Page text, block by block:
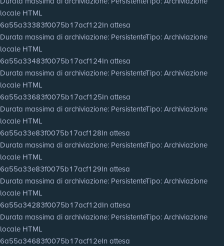
locale HTML
6a55a33383f0075b17acf122In attesa
Durata massima di archiviazione: PersistenteTipo: Archiviazione
locale HTML
6a55a33483f0075b17acf124In attesa
Durata massima di archiviazione: PersistenteTipo: Archiviazione
locale HTML
6a55a33683f0075b17acf125In attesa
Durata massima di archiviazione: PersistenteTipo: Archiviazione
locale HTML
6a55a33e83f0075b17acf128In attesa
Durata massima di archiviazione: PersistenteTipo: Archiviazione
locale HTML
6a55a33e83f0075b17acf129In attesa
Durata massima di archiviazione: PersistenteTipo: Archiviazione
locale HTML
6a55a34283f0075b17acf12dIn attesa
Durata massima di archiviazione: PersistenteTipo: Archiviazione
locale HTML
6a55a34683f0075b17acf12eIn attesa